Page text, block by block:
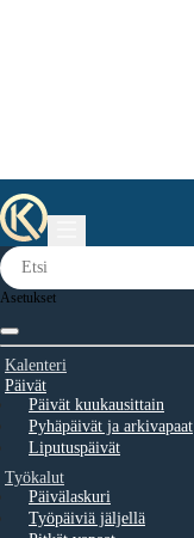
Asetukset
Kalenteri
Päivät
Päivät kuukausittain
Pyhäpäivät ja arkivapaat
Liputuspäivät
Työkalut
Päivälaskuri
Työpäiviä jäljellä